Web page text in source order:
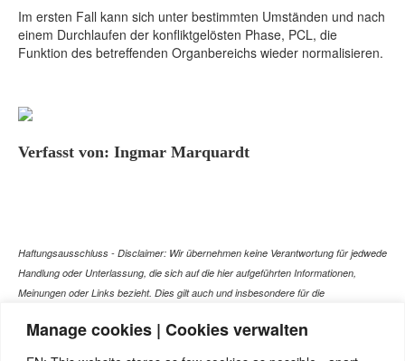
Manage cookies | Cookies verwalten
Im ersten Fall kann sich unter bestimmten Umständen und nach
einem Durchlaufen der konfliktgelösten Phase, PCL, die
Funktion des betreffenden Organbereichs wieder normalisieren.
Verfasst von: Ingmar Marquardt
Haftungsausschluss - Disclaimer: Wir übernehmen keine Verantwortung für jedwede
Handlung oder Unterlassung, die sich auf die hier aufgeführten Informationen,
Meinungen oder Links bezieht. Dies gilt auch und insbesondere für die
Gespräch mit dem Arzt Ihres Vertrauens darstellen können. Bei den Texten auf